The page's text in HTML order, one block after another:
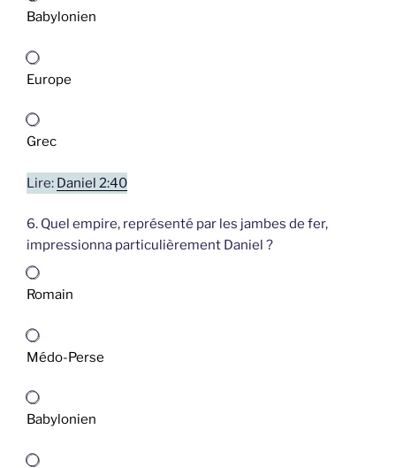
Babylonien
Europe
Grec
Lire: Daniel 2:40
6. Quel empire, représenté par les jambes de fer,
impressionna particulièrement Daniel ?
Romain
Médo-Perse
Babylonien